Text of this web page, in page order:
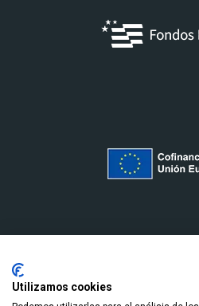
Utilizamos cookies